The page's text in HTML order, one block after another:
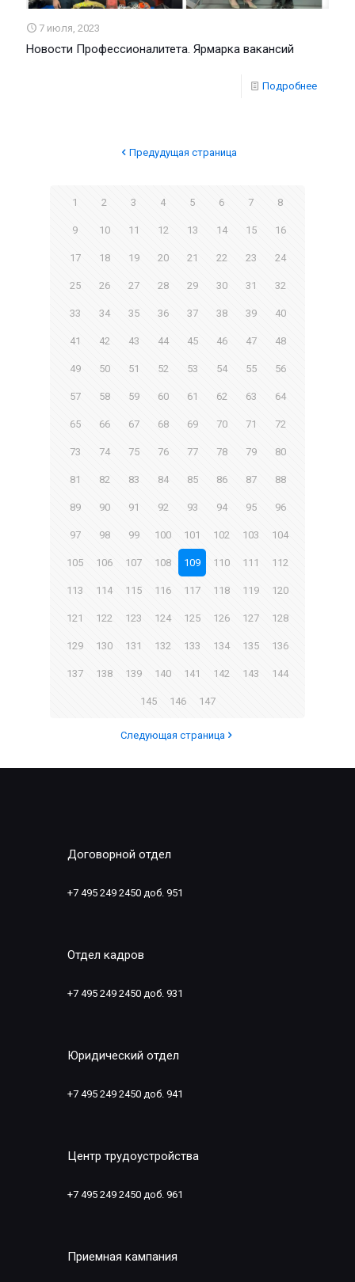
7 июля, 2023
Новости Профессионалитета. Ярмарка вакансий
Подробнее
Предудущая страница
1 2 3 4 5 6 7 8
9 10 11 12 13 14 15 16
17 18 19 20 21 22 23 24
25 26 27 28 29 30 31 32
33 34 35 36 37 38 39 40
41 42 43 44 45 46 47 48
49 50 51 52 53 54 55 56
57 58 59 60 61 62 63 64
65 66 67 68 69 70 71 72
73 74 75 76 77 78 79 80
81 82 83 84 85 86 87 88
89 90 91 92 93 94 95 96
97 98 99 100 101 102 103 104
105 106 107 108 109 110 111 112
113 114 115 116 117 118 119 120
121 122 123 124 125 126 127 128
129 130 131 132 133 134 135 136
137 138 139 140 141 142 143 144
145 146 147
Следующая страница
Договорной отдел
+7 495 249 2450 доб. 951
Отдел кадров
+7 495 249 2450 доб. 931
Юридический отдел
+7 495 249 2450 доб. 941
Центр трудоустройства
+7 495 249 2450 доб. 961
Приемная кампания